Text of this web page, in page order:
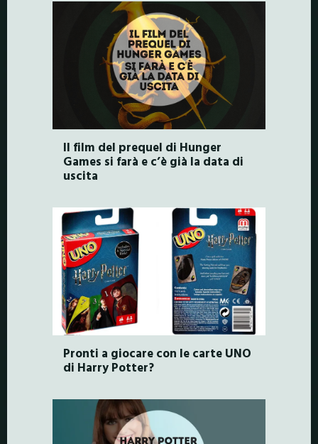
Il film del prequel di Hunger
Games si farà e c’è già la data di
uscita
Pronti a giocare con le carte UNO
di Harry Potter?